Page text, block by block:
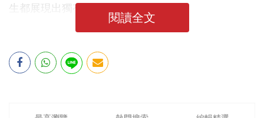
生都展現出獨有風格啦！
閱讀全文